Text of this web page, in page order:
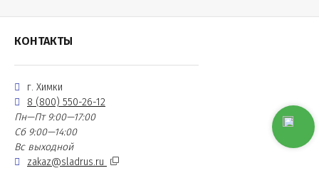
КОНТАКТЫ
г. Химки
8 (800) 550-26-12
Пн—Пт 9:00—17:00
Сб 9:00—14:00
Вс выходной
zakaz@sladrus.ru